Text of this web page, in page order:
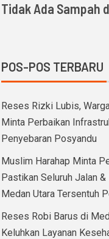
Tidak Ada Sampah
POS-POS TERBARU
Reses Rizki Lubis,
Minta Perbaikan
Penyebaran Posyandu
Muslim Harahap Minta
Pastikan Seluruh Jalan
Medan Utara Tersentuh
Reses Robi Barus di
Keluhkan Layanan